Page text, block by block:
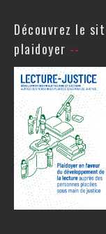
Découvrez le
plaidoyer